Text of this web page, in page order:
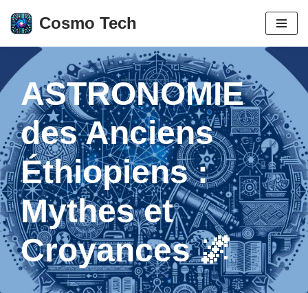
Aller
contenu
Cosmo Tech
ASTRONOMIE
des Anciens
Éthiopiens :
Mythes et
Croyances 🌌